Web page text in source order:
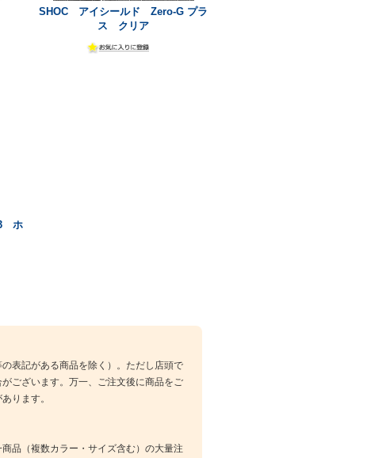
SHOC アイシールド Zero-G プラ
ス クリア
ホ
表記がある商品を除く）。ただし店頭で
ございます。万一、ご注文後に商品をご
ります。
品（複数カラー・サイズ含む）の大量注